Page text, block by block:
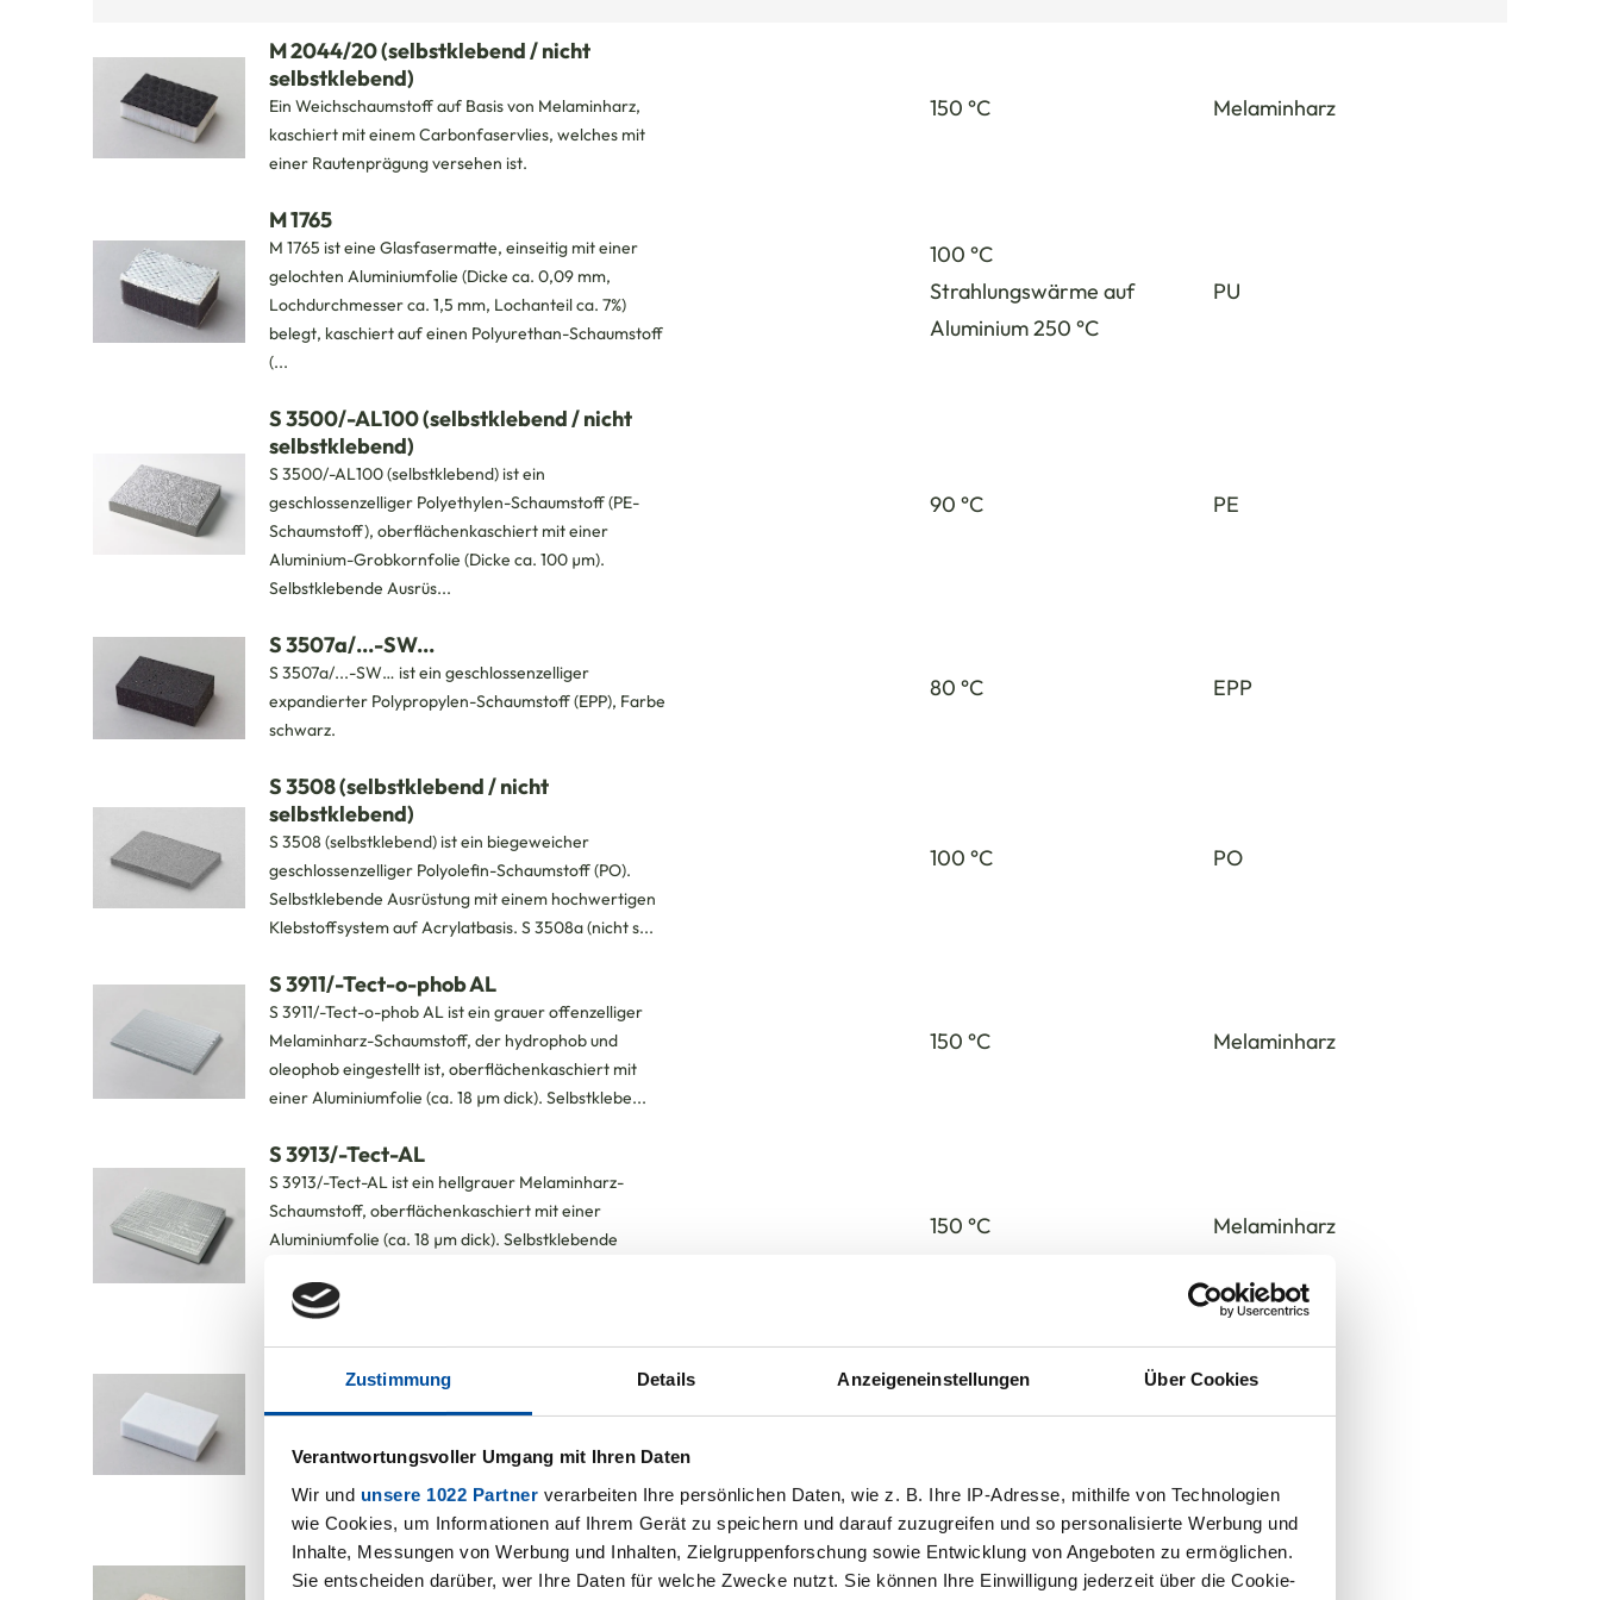
Zustimmung Details Anzeigeneinstellungen Über Cookies
Verantwortungsvoller Umgang mit Ihren Daten
Wir und unsere 1022 Partner verarbeiten Ihre persönlichen Daten, wie z. B. Ihre IP-Adresse, mithilfe von Technologien
wie Cookies, um Informationen auf Ihrem Gerät zu speichern und darauf zuzugreifen und so personalisierte Werbung und
Inhalte, Messungen von Werbung und Inhalten, Zielgruppenforschung sowie Entwicklung von Angeboten zu ermöglichen.
Sie entscheiden darüber, wer Ihre Daten für welche Zwecke nutzt. Sie können Ihre Einwilligung jederzeit über die Cookie-